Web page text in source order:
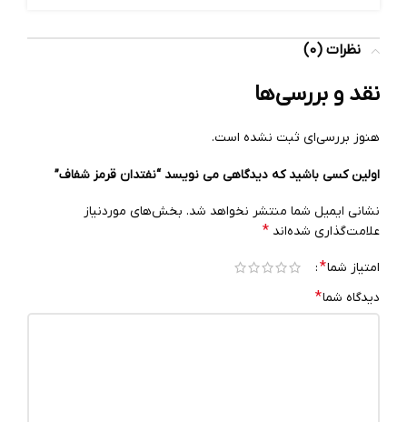
نظرات (0)
نقد و بررسی‌ها
هنوز بررسی‌ای ثبت نشده است.
اولین کسی باشید که دیدگاهی می نویسد “نفتدان قرمز شفاف”
نشانی ایمیل شما منتشر نخواهد شد. بخش‌های موردنیاز
علامت‌گذاری شده‌اند *
امتیاز شما*
دیدگاه شما*